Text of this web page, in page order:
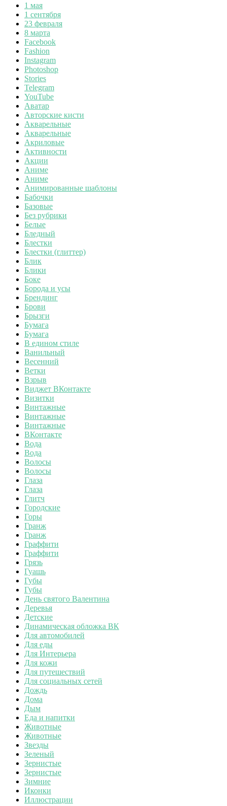
1 мая
1 сентября
23 февраля
8 марта
Facebook
Fashion
Instagram
Photoshop
Stories
Telegram
YouTube
Аватар
Авторские кисти
Акварельные
Акварельные
Акриловые
Активности
Акции
Аниме
Аниме
Анимированные шаблоны
Бабочки
Базовые
Без рубрики
Белые
Бледный
Блестки
Блестки (глиттер)
Блик
Блики
Боке
Борода и усы
Брендинг
Брови
Брызги
Бумага
Бумага
В едином стиле
Ванильный
Весенний
Ветки
Взрыв
Виджет ВКонтакте
Визитки
Винтажные
Винтажные
Винтажные
ВКонтакте
Вода
Вода
Волосы
Волосы
Глаза
Глаза
Глитч
Городские
Горы
Гранж
Гранж
Граффити
Граффити
Грязь
Гуашь
Губы
Губы
День святого Валентина
Деревья
Детские
Динамическая обложка ВК
Для автомобилей
Для еды
Для Интерьера
Для кожи
Для путешествий
Для социальных сетей
Дождь
Дома
Дым
Еда и напитки
Животные
Животные
Звезды
Зеленый
Зернистые
Зернистые
Зимние
Иконки
Иллюстрации